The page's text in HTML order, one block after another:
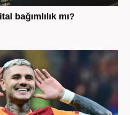
bağımlılık mı?